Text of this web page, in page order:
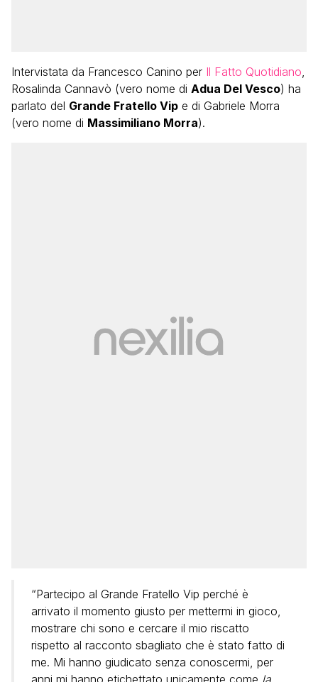
Intervistata da Francesco Canino per Il Fatto Quotidiano,
Rosalinda Cannavò (vero nome di Adua Del Vesco) ha
parlato del Grande Fratello Vip e di Gabriele Morra
(vero nome di Massimiliano Morra).
“Partecipo al Grande Fratello Vip perché è
arrivato il momento giusto per mettermi in gioco,
mostrare chi sono e cercare il mio riscatto
rispetto al racconto sbagliato che è stato fatto di
me. Mi hanno giudicato senza conoscermi, per